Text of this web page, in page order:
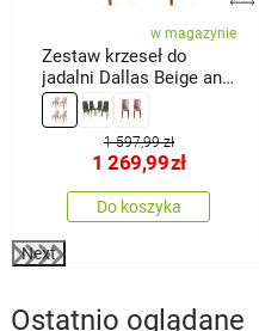
w magazynie
Zestaw krzeseł do
jadalni Dallas Beige and
Brown, 4 szt.
1 597,99 zł
1 269,99zł
Do koszyka
Next
Ostatnio oglądane